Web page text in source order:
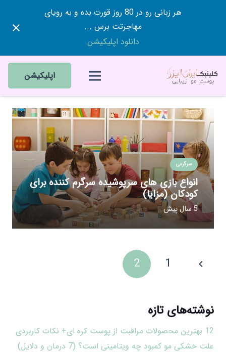
هر زبانی رو در 80 روز قورت بده و به رویای
مهاجرتت برس ...
دانلود اپلیکیشن
اپلیکیشن
سرگرمی
انواع بازی های سرپوشیده سرگرم کننده برای
کودکان (مزایا)
5 سال پیش
1
2
نوشته‌های تازه
12 بهترین محصولات مراقبت از پوست کره ای+ نکات کاربردی
علت خشکی مو کمبود چه ویتامینی است؟ (7 درمان و دلایل)